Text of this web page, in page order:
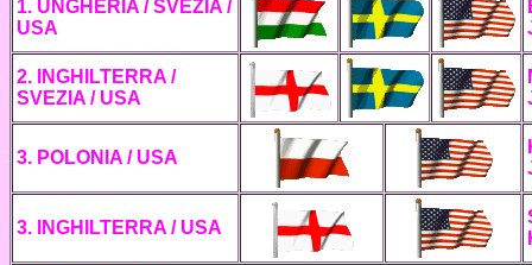
1. UNGHERIA / SVEZIA /
USA
2. INGHILTERRA /
SVEZIA / USA
3. POLONIA / USA
3. INGHILTERRA / USA